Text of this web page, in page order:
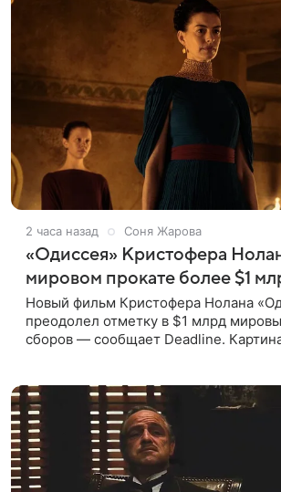
2 часа назад Соня Жарова
«Одиссея» Кристофера
мировом прокате более $1
Новый фильм Кристофера Нолана
преодолел отметку в $1 млрд
сборов — сообщает Deadline.